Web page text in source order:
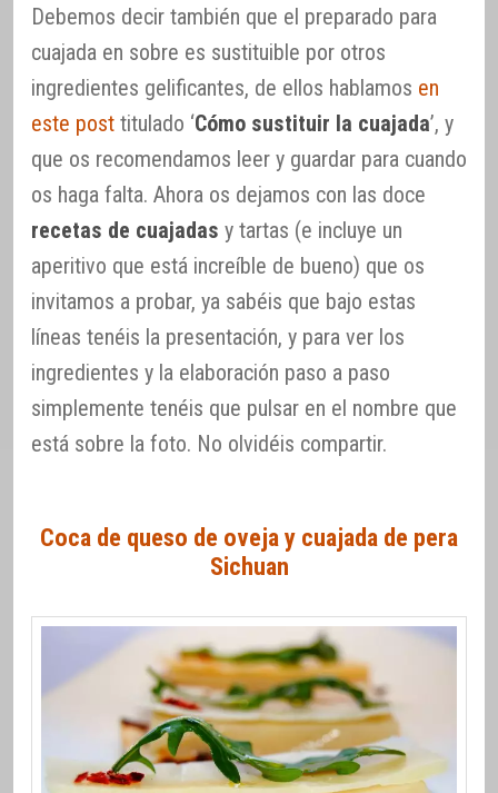
Debemos decir también que el preparado para
cuajada en sobre es sustituible por otros
ingredientes gelificantes, de ellos hablamos en
este post titulado ‘Cómo sustituir la cuajada’, y
que os recomendamos leer y guardar para cuando
os haga falta. Ahora os dejamos con las doce
recetas de cuajadas y tartas (e incluye un
aperitivo que está increíble de bueno) que os
invitamos a probar, ya sabéis que bajo estas
líneas tenéis la presentación, y para ver los
ingredientes y la elaboración paso a paso
simplemente tenéis que pulsar en el nombre que
está sobre la foto. No olvidéis compartir.
Coca de queso de oveja y cuajada de pera
Sichuan